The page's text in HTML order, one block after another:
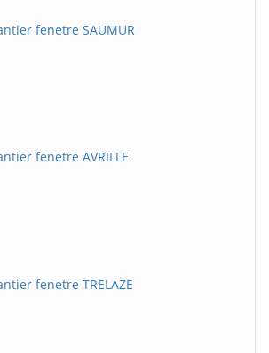
fenetre SAUMUR
fenetre AVRILLE
fenetre TRELAZE